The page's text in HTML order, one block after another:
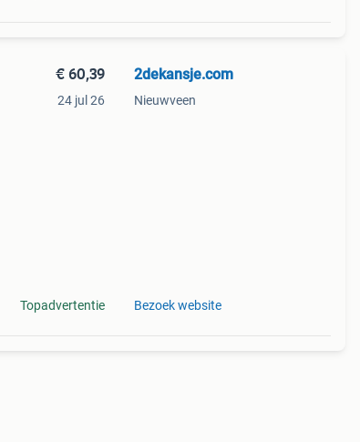
€ 60,39
24 jul 26
Topadvertentie
2dekansje.com
Nieuwveen
Bezoek website